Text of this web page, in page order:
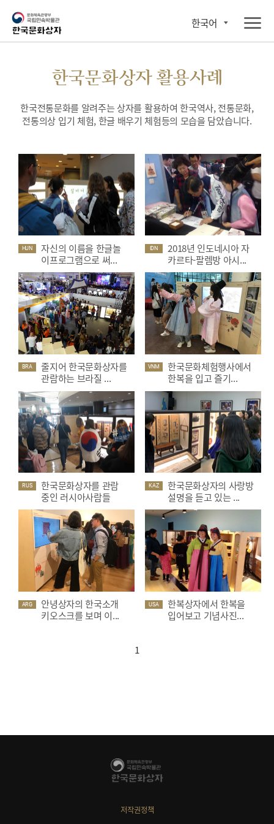
한국어
한국문화상자 활용사례
한국전통문화를 알려주는 상자를 활용하여 한국역사, 전통문화,
전통의상 입기 체험, 한글 배우기 체험등의 모습을 담았습니다.
HUN
자신의 이름을 한글놀
이프로그램으로 써...
IDN
2018년 인도네시아 자
카르타-팔렘방 아시...
BRA
줄지어 한국문화상자를
관람하는 브라질 ...
VNM
한국문화체험행사에서
한복을 입고 즐기...
RUS
한국문화상자를 관람
중인 러시아사람들
KAZ
한국문화상자의 사랑방
설명을 듣고 있는 ...
ARG
안녕상자의 한국소개
키오스크를 보며 이...
USA
한복상자에서 한복을
입어보고 기념사진...
1
저작권정책